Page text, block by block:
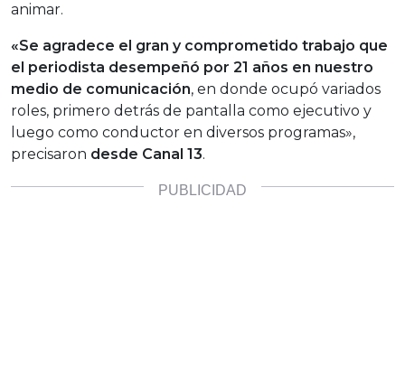
animar.
«Se agradece el gran y comprometido trabajo que
el periodista desempeñó por 21 años en nuestro
medio de comunicación, en donde ocupó variados
roles, primero detrás de pantalla como ejecutivo y
luego como conductor en diversos programas»,
precisaron desde Canal 13.